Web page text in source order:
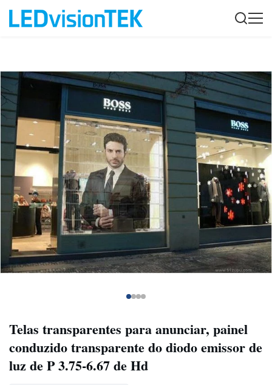
Telas transparentes para anunciar, painel
conduzido transparente do diodo emissor de
luz de P 3.75-6.67 de Hd